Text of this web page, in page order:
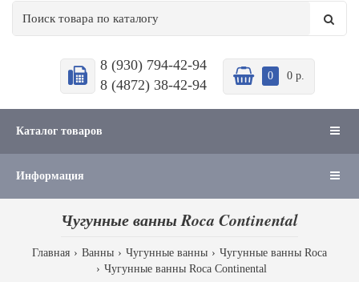
8 (930) 794-42-94
8 (4872) 38-42-94
0 0 р.
Каталог товаров
Информация
Чугунные ванны Roca Continental
Главная Ванны Чугунные ванны
Чугунные ванны Roca
Чугунные ванны Roca Continental